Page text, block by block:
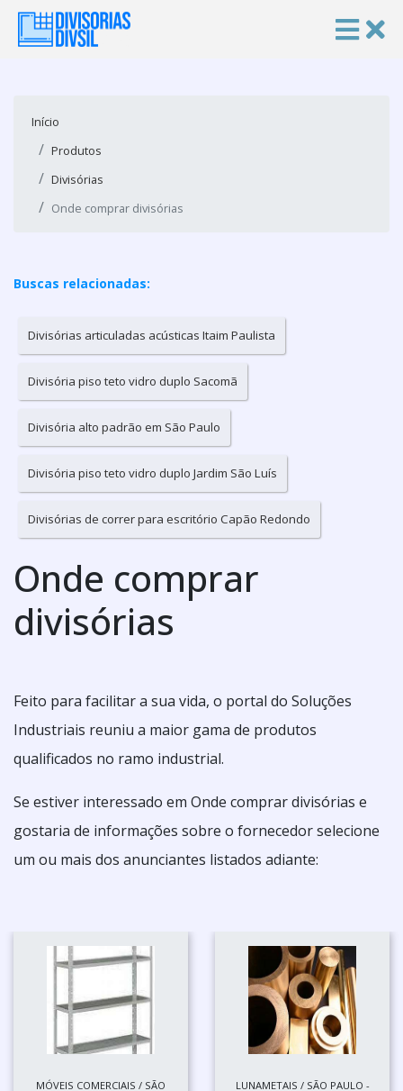
Início
Produtos
Divisórias
Onde comprar divisórias
Buscas relacionadas:
Divisórias articuladas acústicas Itaim Paulista
Divisória piso teto vidro duplo Sacomã
Divisória alto padrão em São Paulo
Divisória piso teto vidro duplo Jardim São Luís
Divisórias de correr para escritório Capão Redondo
Onde comprar
divisórias
Feito para facilitar a sua vida, o portal do Soluções
Industriais reuniu a maior gama de produtos
qualificados no ramo industrial.
Se estiver interessado em Onde comprar divisórias e
gostaria de informações sobre o fornecedor selecione
um ou mais dos anunciantes listados adiante:
MÓVEIS COMERCIAIS / SÃO
LUNAMETAIS / SÃO PAULO -